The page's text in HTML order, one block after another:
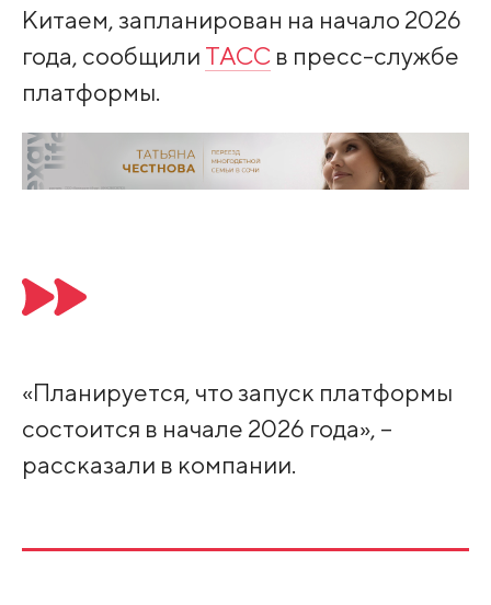
Китаем, запланирован на начало 2026
года, сообщили ТАССв пресс-службе
платформы.
«Планируется, что запуск платформы
состоится в начале 2026 года», –
рассказали в компании.